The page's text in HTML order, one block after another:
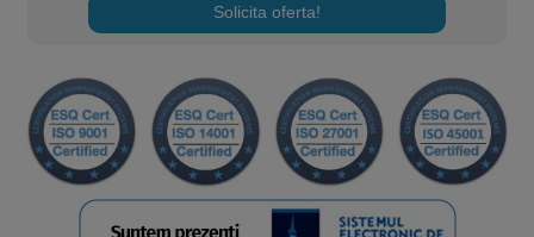
Solicita oferta!